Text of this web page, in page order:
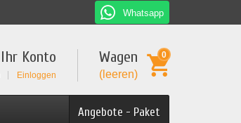
Whatsapp
Wagen
(leeren)
0
Ihr Konto
Einloggen
Angebote - Paket